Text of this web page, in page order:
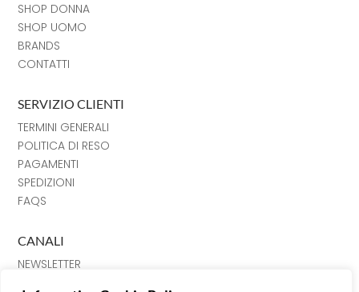
SHOP DONNA
SHOP UOMO
BRANDS
CONTATTI
SERVIZIO CLIENTI
TERMINI GENERALI
POLITICA DI RESO
PAGAMENTI
SPEDIZIONI
FAQS
CANALI
NEWSLETTER